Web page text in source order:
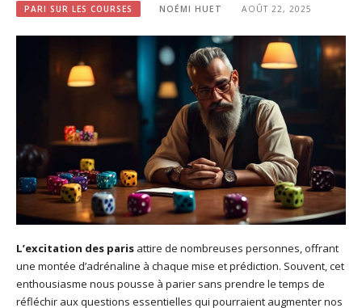
PARI SUR LES COURSES NOÉMI HUET AOÛT 22, 2025
L’excitation des paris attire de nombreuses personnes, offrant
une montée d’adrénaline à chaque mise et prédiction. Souvent, cet
enthousiasme nous pousse à parier sans prendre le temps de
réfléchir aux questions essentielles qui pourraient augmenter nos